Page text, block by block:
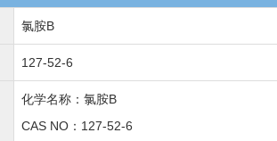
氯胺B
127-52-6
化学名称：氯胺B
CAS NO：127-52-6